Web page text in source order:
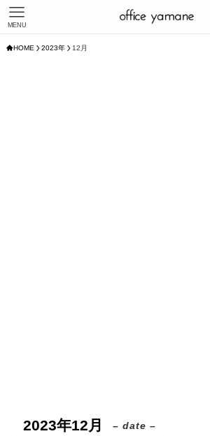
MENU
HOME 2023年 12月
2023年12月 – date –